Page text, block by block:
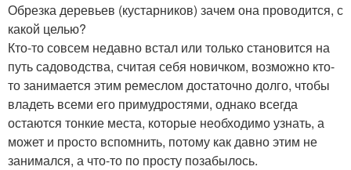
Обрезка деревьев (кустарников) зачем она проводится, с
какой целью?
Кто-то совсем недавно встал или только становится на
путь садоводства, считая себя новичком, возможно кто-
то занимается этим ремеслом достаточно долго, чтобы
владеть всеми его примудростями, однако всегда
остаются тонкие места, которые необходимо узнать, а
может и просто вспомнить, потому как давно этим не
занимался, а что-то по просту позабылось.